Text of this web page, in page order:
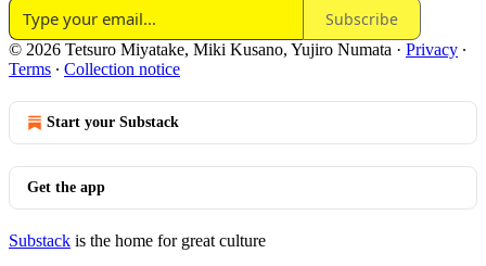
Subscribe
© 2026 Tetsuro Miyatake, Miki Kusano, Yujiro Numata · Privacy ∙
Terms ∙ Collection notice
Start your Substack
Get the app
Substack is the home for great culture